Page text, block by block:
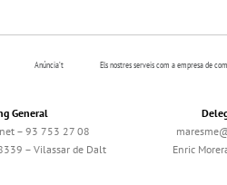
Anúncia’t Els nostres serveis com a empresa de
General
– 93 753 27 08
– Vilassar de Dalt
Enric